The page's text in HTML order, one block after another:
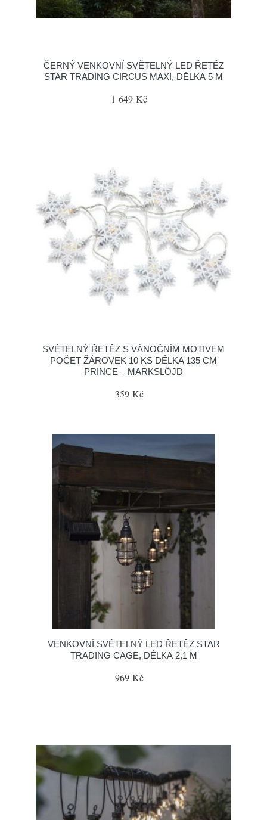
ČERNÝ VENKOVNÍ SVĚTELNÝ LED ŘETĚZ
STAR TRADING CIRCUS MAXI, DÉLKA 5 M
1 649 Kč
SVĚTELNÝ ŘETĚZ S VÁNOČNÍM MOTIVEM
POČET ŽÁROVEK 10 KS DÉLKA 135 CM
PRINCE – MARKSLÖJD
359 Kč
VENKOVNÍ SVĚTELNÝ LED ŘETĚZ STAR
TRADING CAGE, DÉLKA 2,1 M
969 Kč